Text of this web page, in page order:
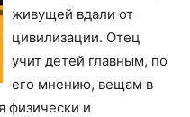
живущей вдали от
цивилизации. Отец
учит детей главным, по
его мнению, вещам в
физически и